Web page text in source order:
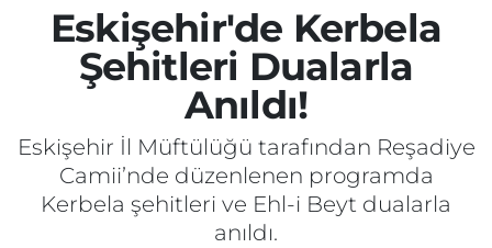
Eskişehir'de Kerbela
Şehitleri Dualarla
Anıldı!
Eskişehir İl Müftülüğü tarafından Reşadiye
Camii’nde düzenlenen programda
Kerbela şehitleri ve Ehl-i Beyt dualarla
anıldı.
ASAYİŞ
SİYASET
SAĞLIK
İletişim
Künye
Süper Lig Puan Durumu ve Fikstür
Tüm Manşetler
Son Dakika Haberleri
Haber Arşivi